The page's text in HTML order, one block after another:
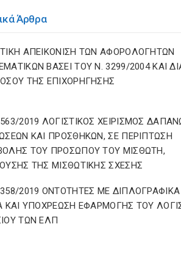
Άρθρα
ΑΠΕΙΚΟΝΙΣΗ ΤΩΝ ΑΦΟΡΟΛΟΓΗΤΩΝ
ΒΑΣΕΙ ΤΟΥ N. 3299/2004 ΚΑΙ
ΤΗΣ ΕΠΙΧΟΡΗΓΗΣΗΣ
2019 ΛΟΓΙΣΤΙΚΟΣ ΧΕΙΡΙΣΜΟΣ
ΚΑΙ ΠΡΟΣΘΗΚΩΝ, ΣΕ ΠΕΡΙΠΤΩΣΗ
ΤΟΥ ΠΡΟΣΩΠΟΥ ΤΟΥ ΜΙΣΘΩΤΗ,
ΤΗΣ ΜΙΣΘΩΤΙΚΗΣ ΣΧΕΣΗΣ
2019 ΟΝΤΟΤΗΤΕΣ ΜΕ ΔΙΠΛΟΓΡΑΦΙΚΑ
ΚΑΙ ΥΠΟΧΡΕΩΣΗ ΕΦΑΡΜΟΓΗΣ ΤΟΥ
ΤΩΝ ΕΛΠ